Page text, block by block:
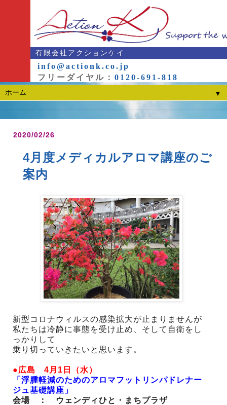
有限会社アクションケイ
info@actionk.co.jp
フリーダイヤル： 0120-691-818
▼
2020/02/26
4月度メディカルアロマ講座のご
案内
新型コロナウィルスの感染拡大が止まりませんが
私たちは冷静に事態を受け止め、そして自衛をし
っかりして
乗り切っていきたいと思います。
●広島 4月1日（水）
「浮腫軽減のためのアロマフットリンパドレナー
ジュ基礎講座」
会場 ： ウェンディひと・まちプラザ